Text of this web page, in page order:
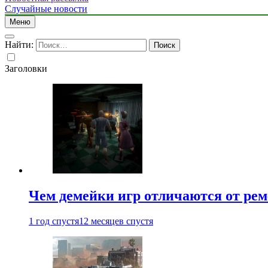
Случайные новости
Меню
Найти:
Заголовки
Чем демейки игр отличаются от
1 год спустя12 месяцев спустя